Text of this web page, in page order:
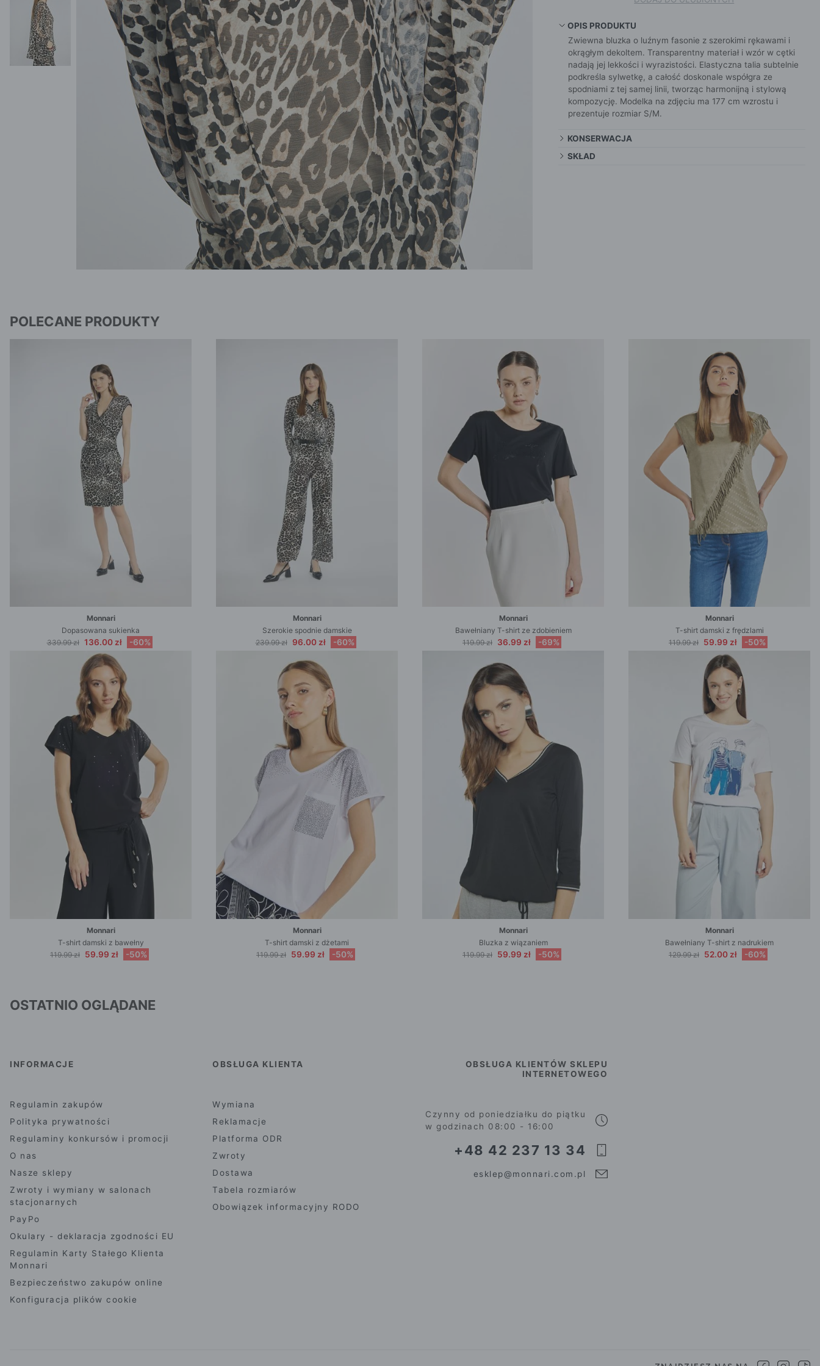
POKAŻ WSZYSTKIE
ROZPINANE
PRZEZ GŁOWE
TORBY
OPIS PRODUKTU
Zwiewna bluzka o luźnym fasonie z szerokimi rękawami i
okrągłym dekoltem. Transparentny materiał i wzór w cętki
nadają jej lekkości i wyrazistości. Elastyczna talia subtelnie
podkreśla sylwetkę, a całość doskonale współgra ze
spodniami z tej samej linii, tworząc harmonijną i stylową
kompozycję. Modelka na zdjęciu ma 177 cm wzrostu i
prezentuje rozmiar S/M.
KONSERWACJA
SKŁAD
POLECANE PRODUKTY
Monnari
Dopasowana sukienka
339.99 zł 136.00 zł -60%
Monnari
Szerokie spodnie damskie
239.99 zł 96.00 zł -60%
Monnari
Bawełniany T-shirt ze zdobieniem
119.99 zł 36.99 zł -69%
Monnari
T-shirt damski z frędzlami
119.99 zł 59.99 zł -50%
Monnari
T-shirt damski z bawełny
119.99 zł 59.99 zł -50%
Monnari
T-shirt damski z dżetami
119.99 zł 59.99 zł -50%
Monnari
Bluzka z wiązaniem
119.99 zł 59.99 zł -50%
Monnari
Bawełniany T-shirt z nadrukiem
129.99 zł 52.00 zł -60%
OSTATNIO OGLĄDANE
INFORMACJE
Regulamin zakupów
Polityka prywatności
Regulaminy konkursów i promocji
O nas
Nasze sklepy
Zwroty i wymiany w salonach
stacjonarnych
PayPo
Okulary - deklaracja zgodności EU
Regulamin Karty Stałego Klienta
Monnari
Bezpieczeństwo zakupów online
Konfiguracja plików cookie
OBSŁUGA KLIENTA
Wymiana
Reklamacje
Platforma ODR
Zwroty
Dostawa
Tabela rozmiarów
Obowiązek informacyjny RODO
OBSŁUGA KLIENTÓW SKLEPU
INTERNETOWEGO
Czynny od poniedziałku do piątku
w godzinach 08:00 - 16:00
+48 42 237 13 34
esklep@monnari.com.pl